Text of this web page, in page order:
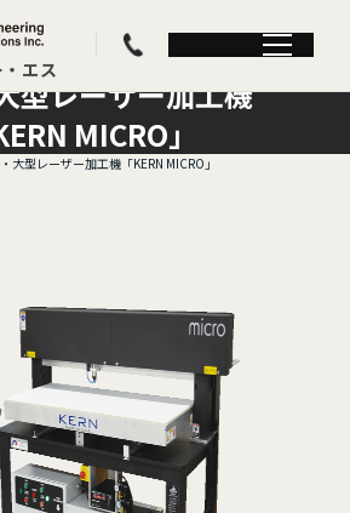
型レーザー加工機
MICRO」
大型レーザー加工機「KERN MICRO」